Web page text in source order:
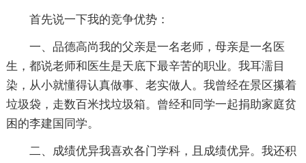
首先说一下我的竞争优势：
一、品德高尚我的父亲是一名老师，母亲是一名医
生，都说老师和医生是天底下最辛苦的职业。我耳濡目
染，从小就懂得认真做事、老实做人。我曾经在景区攥着
垃圾袋，走数百米找垃圾箱。曾经和同学一起捐助家庭贫
困的李建国同学。
二、成绩优异我喜欢各门学科，且成绩优异。我还积